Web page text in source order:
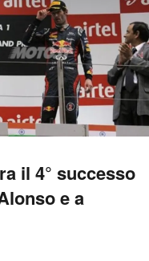
il 4° successo
e a